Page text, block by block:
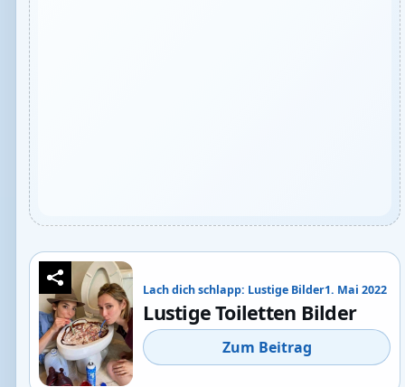
Lach dich schlapp: Lustige Bilder1. Mai 2022
Lustige Toiletten Bilder
Zum Beitrag